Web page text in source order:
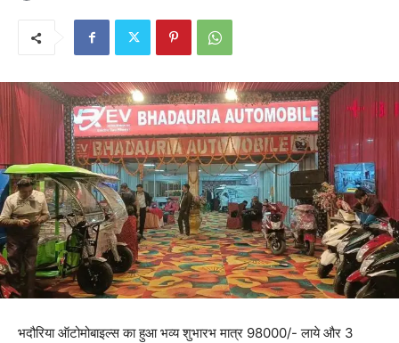
भदौरिया ऑटोमोबाइल्स का हुआ भव्य शुभारभ मात्र 98000/- लाये और 3